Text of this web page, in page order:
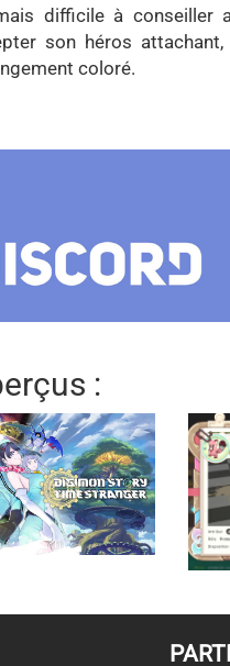
difficile à conseiller
son héros
coloré.
: